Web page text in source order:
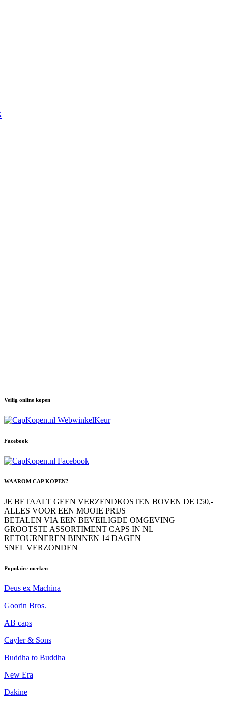
Veilig online kopen
Facebook
WAAROM CAP KOPEN?
JE BETAALT GEEN VERZENDKOSTEN BOVEN DE €50,-
ALLES VOOR EEN MOOIE PRIJS
BETALEN VIA EEN BEVEILIGDE OMGEVING
GROOTSTE ASSORTIMENT CAPS IN NL
RETOURNEREN BINNEN 14 DAGEN
SNEL VERZONDEN
Populaire merken
Deus ex Machina
Goorin Bros.
AB caps
Cayler & Sons
Buddha to Buddha
New Era
Dakine